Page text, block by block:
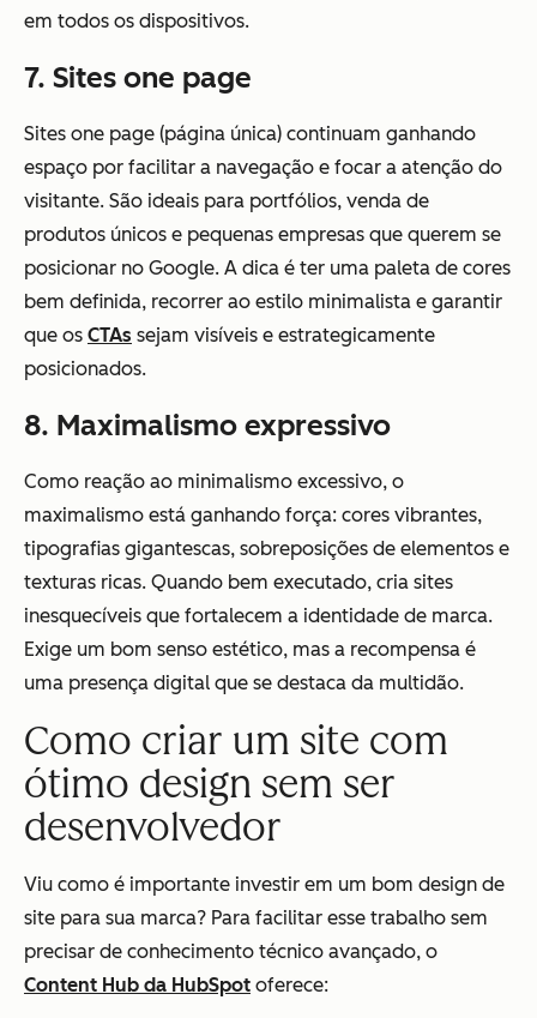
em todos os dispositivos.
7. Sites one page
Sites one page (página única) continuam ganhando
espaço por facilitar a navegação e focar a atenção do
visitante. São ideais para portfólios, venda de
produtos únicos e pequenas empresas que querem se
posicionar no Google. A dica é ter uma paleta de cores
bem definida, recorrer ao estilo minimalista e garantir
que os CTAs sejam visíveis e estrategicamente
posicionados.
8. Maximalismo expressivo
Como reação ao minimalismo excessivo, o
maximalismo está ganhando força: cores vibrantes,
tipografias gigantescas, sobreposições de elementos e
texturas ricas. Quando bem executado, cria sites
inesquecíveis que fortalecem a identidade de marca.
Exige um bom senso estético, mas a recompensa é
uma presença digital que se destaca da multidão.
Como criar um site com
ótimo design sem ser
desenvolvedor
Viu como é importante investir em um bom design de
site para sua marca? Para facilitar esse trabalho sem
precisar de conhecimento técnico avançado, o
Content Hub da HubSpot oferece: